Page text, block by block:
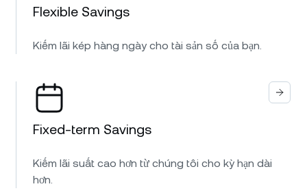
Flexible Savings
Kiếm lãi kép hàng ngày cho tài sản số của bạn.
Fixed-term Savings
Kiếm lãi suất cao hơn từ chúng tôi cho kỳ hạn dài
hơn.